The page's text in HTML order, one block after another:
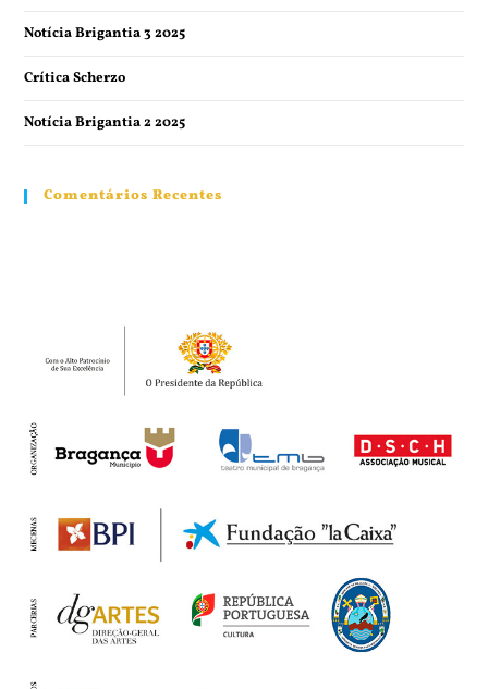
Notícia Brigantia 3 2025
Crítica Scherzo
Notícia Brigantia 2 2025
Comentários Recentes